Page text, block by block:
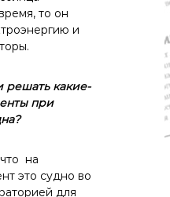
то он
и
решать какие-
при
на
это судно во
для